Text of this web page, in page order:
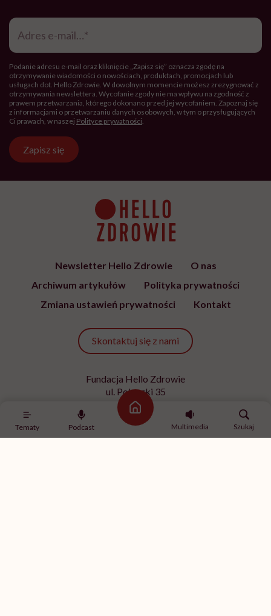
Tematy Podcast
Strona główna
Multimedia
Szukaj
Adres
mail*
Podanie adresu e-mail oraz kliknięcie „Zapisz się” oznacza zgodę na
otrzymywanie wiadomości o nowościach, produktach, promocjach lub
usługach dot. Hello Zdrowie. W dowolnym momencie możesz zrezygnować z
otrzymywania newslettera. Wycofanie zgody nie ma wpływu na zgodność z
prawem przetwarzania, którego dokonano przed jej wycofaniem. Zapoznaj się
z informacjami o przetwarzaniu danych osobowych, w tym o przysługujących
Ci prawach, w naszej Polityce prywatności.
Zapisz się
Newsletter Hello Zdrowie
O nas
Archiwum artykułów
Polityka prywatności
Zmiana ustawień prywatności
Kontakt
Skontaktuj się z nami
Fundacja Hello Zdrowie
ul. Poleczki 35
02-822 Warszawa
NIP 9512613236
Kontakt z redakcją